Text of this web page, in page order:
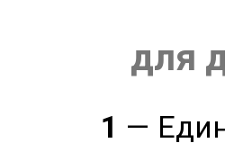
для
1 —